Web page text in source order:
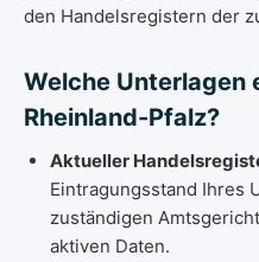
den Handelsregistern der
Welche Unterlagen
Rheinland-Pfalz?
Aktueller
Eintragungsstand Ihres
zuständigen
aktiven Daten.